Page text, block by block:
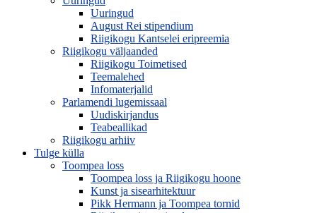
Uuringud
August Rei stipendium
Riigikogu Kantselei eripreemia
Riigikogu väljaanded
Riigikogu Toimetised
Teemalehed
Infomaterjalid
Parlamendi lugemissaal
Uudiskirjandus
Teabeallikad
Riigikogu arhiiv
Tulge külla
Toompea loss
Toompea loss ja Riigikogu hoone
Kunst ja sisearhitektuur
Pikk Hermann ja Toompea tornid